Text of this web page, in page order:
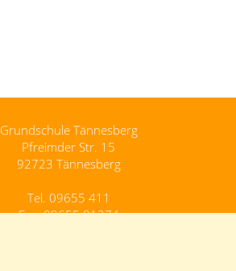
Grundschule Tännesberg
Pfreimder Str. 15
92723 Tännesberg
Tel. 09655 411
Fax. 09655 91274